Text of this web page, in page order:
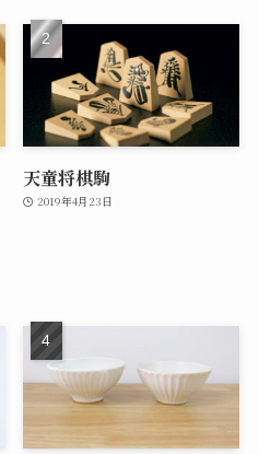
天童将棋駒
2019年4月23日